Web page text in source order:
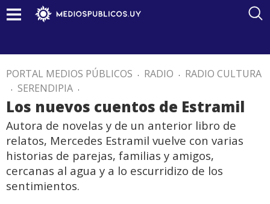
PORTAL MEDIOS PÚBLICOS . RADIO . RADIO CULTURA
. SERENDIPIA .
Los nuevos cuentos de Estramil
Autora de novelas y de un anterior libro de
relatos, Mercedes Estramil vuelve con varias
historias de parejas, familias y amigos,
cercanas al agua y a lo escurridizo de los
sentimientos.